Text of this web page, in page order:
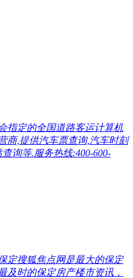
指定的全国道路客运计算机
商,提供汽车票查询,汽车时刻
询等.服务热线:400-600-
定搜狐焦点网是最大的保定
及时的保定房产楼市资讯，